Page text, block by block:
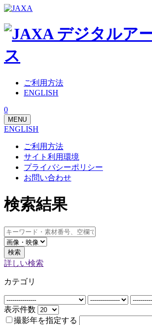
ご利用方法
ENGLISH
0
MENU
ENGLISH
ご利用方法
サイト利用環境
プライバシーポリシー
お問い合わせ
検索結果
検索
詳しい検索
カテゴリ
表示件数
撮影年を指定する